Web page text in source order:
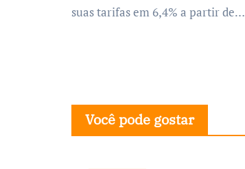
suas tarifas em 6,4% a partir de…
Você pode gostar